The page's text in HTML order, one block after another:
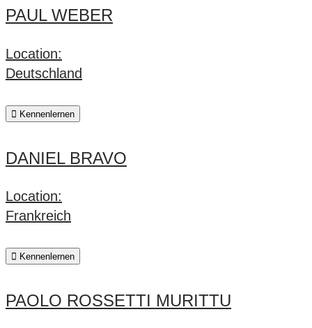
PAUL WEBER
Location:
Deutschland
Kennenlernen
DANIEL BRAVO
Location:
Frankreich
Kennenlernen
PAOLO ROSSETTI MURITTU